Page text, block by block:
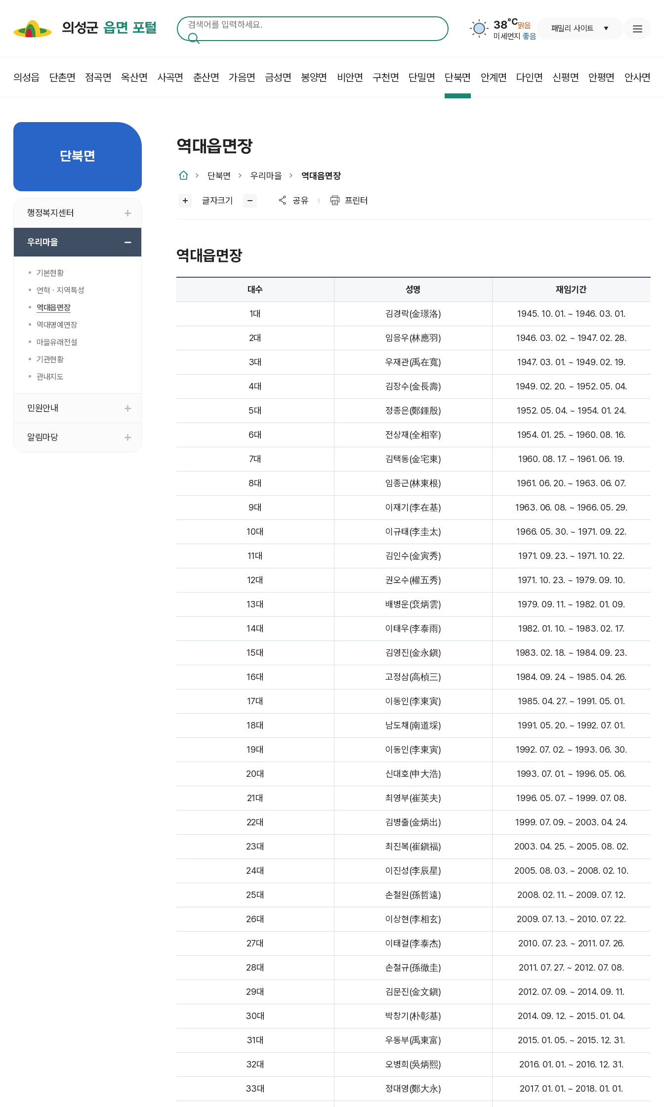
의성군 읍면 포털 38℃맑음
미세먼지좋음
패밀리 사이트
의성읍 단촌면 점곡면 옥산면 사곡면 춘산면 가음면 금성면 봉양면 비안면 구천면 단밀면 단북면 안계면 다인면 신평면 안평면 안사면
단북면
행정복지센터
우리마을
기본현황
연혁ㆍ지역특성
역대읍면장
역대명예면장
마을유래전설
기관현황
관내지도
민원안내
알림마당
역대읍면장
단북면 우리마을 역대읍면장
글자크기 공유 프린터
역대읍면장
대수 성명 재임기간
1대 김경락(金璟洛) 1945. 10. 01. ~ 1946. 03. 01.
2대 임응우(林應羽) 1946. 03. 02. ~ 1947. 02. 28.
3대 우재관(禹在寬) 1947. 03. 01. ~ 1949. 02. 19.
4대 김장수(金長壽) 1949. 02. 20. ~ 1952. 05. 04.
5대 정종은(鄭鍾殷) 1952. 05. 04. ~ 1954. 01. 24.
6대 전상재(全相宰) 1954. 01. 25. ~ 1960. 08. 16.
7대 김택동(金宅東) 1960. 08. 17. ~ 1961. 06. 19.
8대 임종근(林東根) 1961. 06. 20. ~ 1963. 06. 07.
9대 이재기(李在基) 1963. 06. 08. ~ 1966. 05. 29.
10대 이규태(李圭太) 1966. 05. 30. ~ 1971. 09. 22.
11대 김인수(金寅秀) 1971. 09. 23. ~ 1971. 10. 22.
12대 권오수(權五秀) 1971. 10. 23. ~ 1979. 09. 10.
13대 배병운(裵炳雲) 1979. 09. 11. ~ 1982. 01. 09.
14대 이태우(李泰雨) 1982. 01. 10. ~ 1983. 02. 17.
15대 김영진(金永鎭) 1983. 02. 18. ~ 1984. 09. 23.
16대 고정삼(高楨三) 1984. 09. 24. ~ 1985. 04. 26.
17대 이동인(李東寅) 1985. 04. 27. ~ 1991. 05. 01.
18대 남도채(南道埰) 1991. 05. 20. ~ 1992. 07. 01.
19대 이동인(李東寅) 1992. 07. 02. ~ 1993. 06. 30.
20대 신대호(申大浩) 1993. 07. 01. ~ 1996. 05. 06.
21대 최영부(崔英夫) 1996. 05. 07. ~ 1999. 07. 08.
22대 김병출(金炳出) 1999. 07. 09. ~ 2003. 04. 24.
23대 최진복(崔鎭福) 2003. 04. 25. ~ 2005. 08. 02.
24대 이진성(李辰星) 2005. 08. 03. ~ 2008. 02. 10.
25대 손철원(孫哲遠) 2008. 02. 11. ~ 2009. 07. 12.
26대 이상현(李相玄) 2009. 07. 13. ~ 2010. 07. 22.
27대 이태걸(李泰杰) 2010. 07. 23. ~ 2011. 07. 26.
28대 손철규(孫徹圭) 2011. 07. 27. ~ 2012. 07. 08.
29대 김문진(金文鎭) 2012. 07. 09. ~ 2014. 09. 11.
30대 박창기(朴彰基) 2014. 09. 12. ~ 2015. 01. 04.
31대 우동부(禹東富) 2015. 01. 05. ~ 2015. 12. 31.
32대 오병희(吳炳熙) 2016. 01. 01. ~ 2016. 12. 31.
33대 정대영(鄭大永) 2017. 01. 01. ~ 2018. 01. 01.